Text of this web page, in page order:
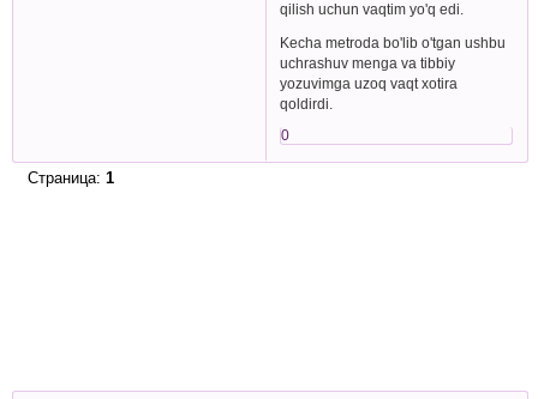
qilish uchun vaqtim yo'q edi.
Kecha metroda bo'lib o'tgan ushbu
uchrashuv menga va tibbiy
yozuvimga uzoq vaqt xotira
qoldirdi.
0
Страница: 1